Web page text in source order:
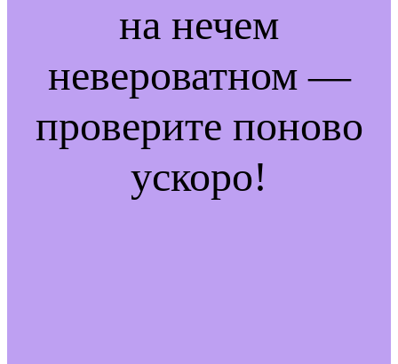
на нечем
невероватном —
проверите поново
ускоро!